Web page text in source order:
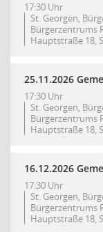
17:30 Uhr
St. Georgen,
Bürgerzentrums
Hauptstraße 18,
25.11.2026
17:30 Uhr
St. Georgen,
Bürgerzentrums
Hauptstraße 18,
16.12.2026
17:30 Uhr
St. Georgen,
Bürgerzentrums
Hauptstraße 18,